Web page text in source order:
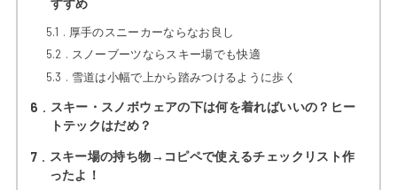
すすめ
5.1
厚手のスニーカーならなお良し
5.2 スノーブーツならスキー場でも快適
5.3 雪道は小幅で上から踏みつけるように歩く
6
スキー・スノボウェアの下は何を着ればいいの？ヒー
トテックはだめ？
7
スキー場の持ち物→コピペで使えるチェックリスト作
ったよ！